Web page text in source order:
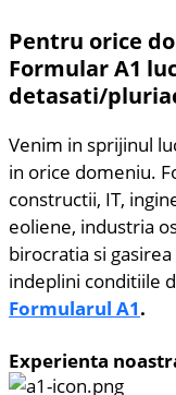
Pentru orice
Formular A1
detasati/
Venim in sprijinul
in orice domeniu.
constructii, IT,
eoliene, industria
birocratia si
indeplini conditiile
Formularul A1.
Experienta